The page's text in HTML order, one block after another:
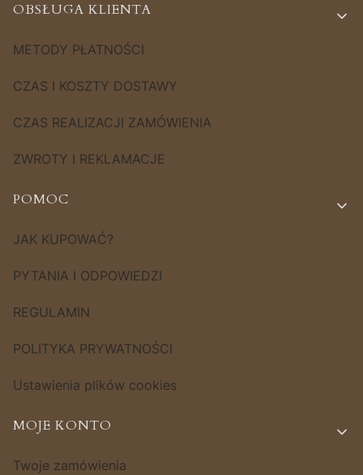
OBSŁUGA KLIENTA
METODY PŁATNOŚCI
CZAS I KOSZTY DOSTAWY
CZAS REALIZACJI ZAMÓWIENIA
ZWROTY I REKLAMACJE
POMOC
JAK KUPOWAĆ?
PYTANIA I ODPOWIEDZI
REGULAMIN
POLITYKA PRYWATNOŚCI
Ustawienia plików cookies
MOJE KONTO
Twoje zamówienia